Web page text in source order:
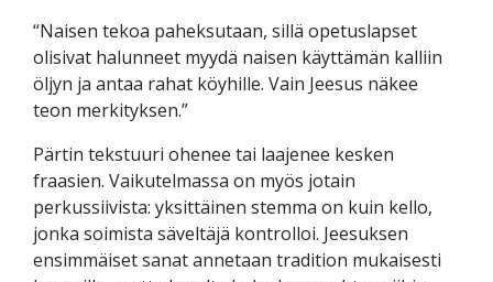
“Naisen tekoa paheksutaan, sillä opetuslapset
olisivat halunneet myydä naisen käyttämän kalliin
öljyn ja antaa rahat köyhille. Vain Jeesus näkee
teon merkityksen.”
Pärtin tekstuuri ohenee tai laajenee kesken
fraasien. Vaikutelmassa on myös jotain
perkussiivista: yksittäinen stemma on kuin kello,
jonka soimista säveltäjä kontrolloi. Jeesuksen
ensimmäiset sanat annetaan tradition mukaisesti